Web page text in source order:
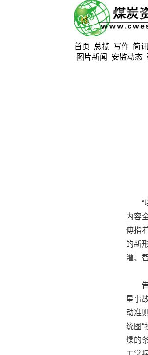
首页 总揽 写作 简讯
图片新闻
安监动态
“以
内容
傅指
的新
灌、
告别
星事
动准
统图“
燥的